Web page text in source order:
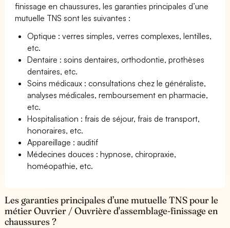
finissage en chaussures, les garanties principales d’une
mutuelle TNS sont les suivantes :
Optique : verres simples, verres complexes, lentilles,
etc.
Dentaire : soins dentaires, orthodontie, prothèses
dentaires, etc.
Soins médicaux : consultations chez le généraliste,
analyses médicales, remboursement en pharmacie,
etc.
Hospitalisation : frais de séjour, frais de transport,
honoraires, etc.
Appareillage : auditif
Médecines douces : hypnose, chiropraxie,
homéopathie, etc.
Les garanties principales d’une mutuelle TNS pour le
métier Ouvrier / Ouvrière d'assemblage-finissage en
chaussures ?